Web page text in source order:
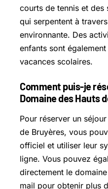
courts de tennis et des
qui serpentent à
environnante. Des
enfants sont
vacances scolaires.
Comment puis-je
Domaine des Hauts
Pour réserver un
de Bruyères, vous
officiel et utiliser leur
ligne. Vous pouvez
directement le
mail pour obtenir plus